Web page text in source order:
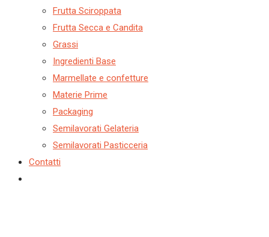
Frutta Sciroppata
Frutta Secca e Candita
Grassi
Ingredienti Base
Marmellate e confetture
Materie Prime
Packaging
Semilavorati Gelateria
Semilavorati Pasticceria
Contatti